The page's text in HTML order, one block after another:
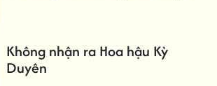
Không nhận ra Hoa hậu Kỳ
Duyên